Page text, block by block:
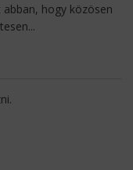
hogy közösen
.